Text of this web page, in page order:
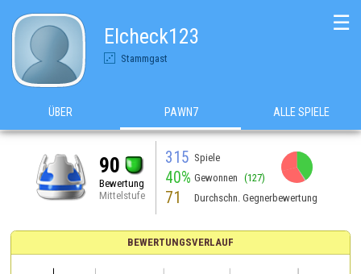
Elcheck123
Stammgast
☰
ÜBER PAWN7 ALLE SPIELE
90
Bewertung
Mittelstufe
315 Spiele
40% Gewonnen (127)
71 Durchschn. Gegnerbewertung
BEWERTUNGSVERLAUF